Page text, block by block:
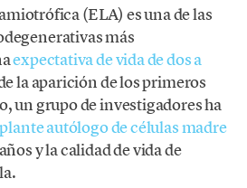
(ELA) es una de las
más
expectativa de vida de dos a
la aparición de los primeros
un grupo de investigadores ha
autólogo de células madre
y la calidad de vida de